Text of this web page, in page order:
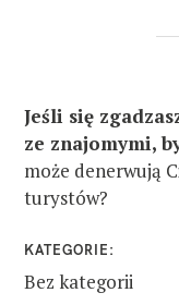
Jeśli się
ze znajomymi,
może denerwują
turystów?
KATEGORIE
Bez kategorii